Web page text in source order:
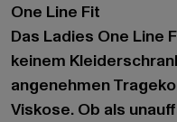
One Line Fit
Das Ladies One Line
keinem
angenehmen
Viskose. Ob als